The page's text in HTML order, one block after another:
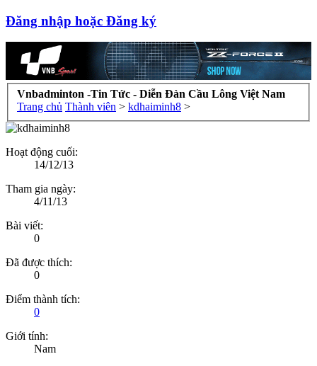
Đăng nhập hoặc Đăng ký
Vnbadminton -Tin Tức - Diễn Đàn Cầu Lông Việt Nam
Trang chủ Thành viên > kdhaiminh8 >
Hoạt động cuối:
14/12/13
Tham gia ngày:
4/11/13
Bài viết:
0
Đã được thích:
0
Điểm thành tích:
0
Giới tính:
Nam